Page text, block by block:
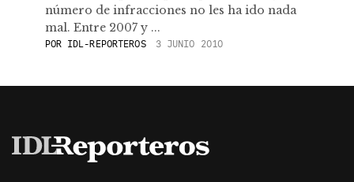
número de infracciones no les ha ido nada
mal. Entre 2007 y ...
POR IDL-REPORTEROS 3 JUNIO 2010